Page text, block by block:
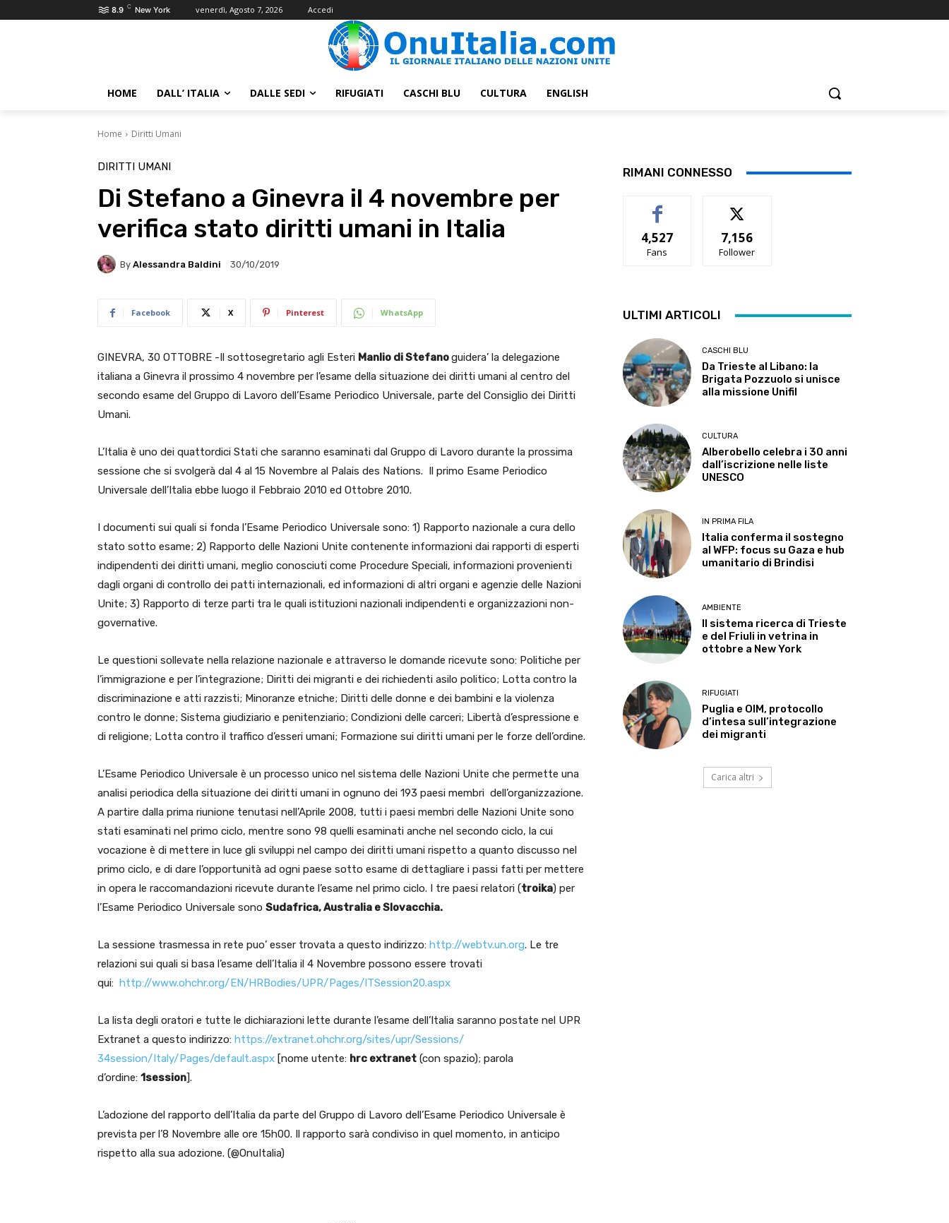
8.9 C New York venerdì, Agosto 7, 2026 Accedi
HOME DALL’ ITALIA DALLE SEDI RIFUGIATI CASCHI BLU CULTURA ENGLISH
Home Diritti Umani
DIRITTI UMANI
Di Stefano a Ginevra il 4 novembre per
verifica stato diritti umani in Italia
By Alessandra Baldini 30/10/2019
Facebook X Pinterest WhatsApp
GINEVRA, 30 OTTOBRE -Il sottosegretario agli Esteri Manlio di Stefanoguidera’ la delegazione
italiana a Ginevra il prossimo 4 novembre per l’esame della situazione dei diritti umani al centro del
secondo esame del Gruppo di Lavoro dell’Esame Periodico Universale, parte del Consiglio dei Diritti
Umani.
L’Italia è uno dei quattordici Stati che saranno esaminati dal Gruppo di Lavoro durante la prossima
sessione che si svolgerà dal 4 al 15 Novembre al Palais des Nations. Il primo Esame Periodico
Universale dell’Italia ebbe luogo il Febbraio 2010 ed Ottobre 2010.
I documenti sui quali si fonda l’Esame Periodico Universale sono: 1) Rapporto nazionale a cura dello
stato sotto esame; 2) Rapporto delle Nazioni Unite contenente informazioni dai rapporti di esperti
indipendenti dei diritti umani, meglio conosciuti come Procedure Speciali, informazioni provenienti
dagli organi di controllo dei patti internazionali, ed informazioni di altri organi e agenzie delle Nazioni
Unite; 3) Rapporto di terze parti tra le quali istituzioni nazionali indipendenti e organizzazioni non-
governative.
Le questioni sollevate nella relazione nazionale e attraverso le domande ricevute sono: Politiche per
l’immigrazione e per l’integrazione; Diritti dei migranti e dei richiedenti asilo politico; Lotta contro la
discriminazione e atti razzisti; Minoranze etniche; Diritti delle donne e dei bambini e la violenza
contro le donne; Sistema giudiziario e penitenziario; Condizioni delle carceri; Libertà d’espressione e
di religione; Lotta contro il traffico d’esseri umani; Formazione sui diritti umani per le forze dell’ordine.
L’Esame Periodico Universale è un processo unico nel sistema delle Nazioni Unite che permette una
analisi periodica della situazione dei diritti umani in ognuno dei 193 paesi membri dell’organizzazione.
A partire dalla prima riunione tenutasi nell’Aprile 2008, tutti i paesi membri delle Nazioni Unite sono
stati esaminati nel primo ciclo, mentre sono 98 quelli esaminati anche nel secondo ciclo, la cui
vocazione è di mettere in luce gli sviluppi nel campo dei diritti umani rispetto a quanto discusso nel
primo ciclo, e di dare l’opportunità ad ogni paese sotto esame di dettagliare i passi fatti per mettere
in opera le raccomandazioni ricevute durante l’esame nel primo ciclo. I tre paesi relatori (troika) per
l’Esame Periodico Universale sono Sudafrica, Australia e Slovacchia.
La sessione trasmessa in rete puo’ esser trovata a questo indirizzo: http://webtv.un.org. Le tre
relazioni sui quali si basa l’esame dell’Italia il 4 Novembre possono essere trovati
qui: http://www.ohchr.org/EN/HRBodies/UPR/Pages/ITSession20.aspx
La lista degli oratori e tutte le dichiarazioni lette durante l’esame dell’Italia saranno postate nel UPR
Extranet a questo indirizzo: https://extranet.ohchr.org/sites/upr/Sessions/
34session/Italy/Pages/default.aspx [nome utente: hrc extranet (con spazio); parola
d’ordine: 1session].
L’adozione del rapporto dell’Italia da parte del Gruppo di Lavoro dell’Esame Periodico Universale è
prevista per l’8 Novembre alle ore 15h00. Il rapporto sarà condiviso in quel momento, in anticipo
rispetto alla sua adozione. (@OnuItalia)
RIMANI CONNESSO
4,527
Fans
7,156
Follower
ULTIMI ARTICOLI
CASCHI BLU
Da Trieste al Libano: la
Brigata Pozzuolo si unisce
alla missione Unifil
CULTURA
Alberobello celebra i 30 anni
dall’iscrizione nelle liste
UNESCO
IN PRIMA FILA
Italia conferma il sostegno
al WFP: focus su Gaza e hub
umanitario di Brindisi
AMBIENTE
Il sistema ricerca di Trieste
e del Friuli in vetrina in
ottobre a New York
RIFUGIATI
Puglia e OIM, protocollo
d’intesa sull’integrazione
dei migranti
Carica altri